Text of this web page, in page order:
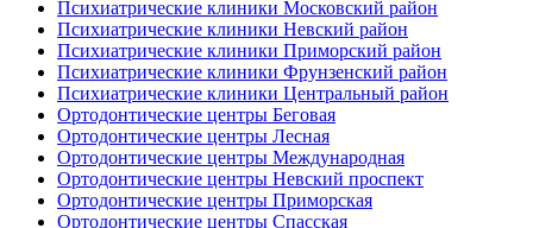
Психиатрические клиники Московский район
Психиатрические клиники Невский район
Психиатрические клиники Приморский район
Психиатрические клиники Фрунзенский район
Психиатрические клиники Центральный район
Ортодонтические центры Беговая
Ортодонтические центры Лесная
Ортодонтические центры Международная
Ортодонтические центры Невский проспект
Ортодонтические центры Приморская
Ортодонтические центры Спасская